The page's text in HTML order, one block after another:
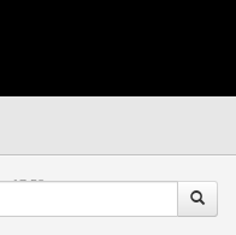
17:58